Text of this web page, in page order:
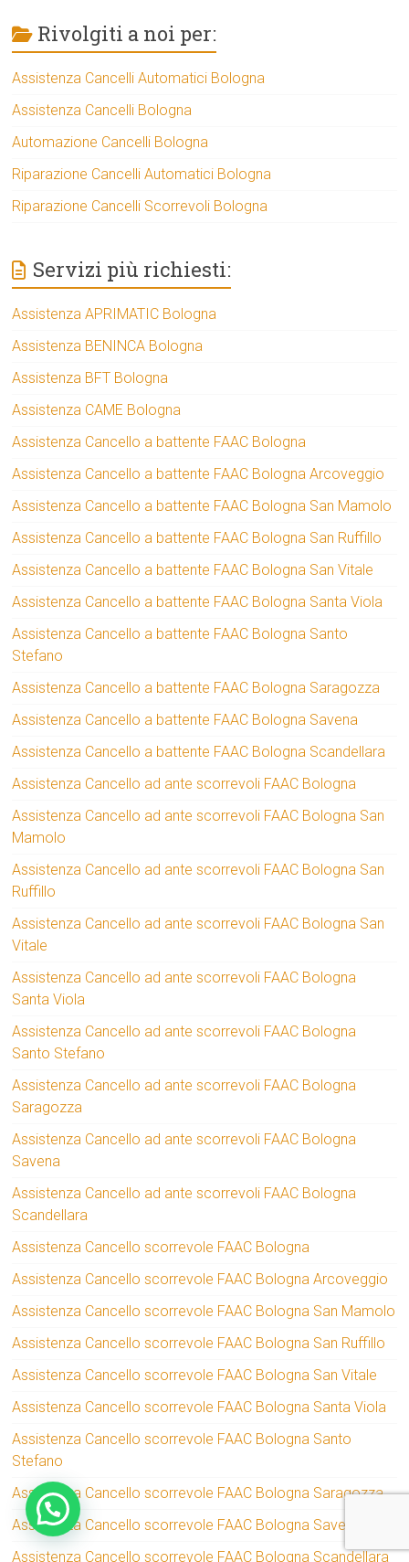
Rivolgiti a noi per:
Assistenza Cancelli Automatici Bologna
Assistenza Cancelli Bologna
Automazione Cancelli Bologna
Riparazione Cancelli Automatici Bologna
Riparazione Cancelli Scorrevoli Bologna
Servizi più richiesti:
Assistenza APRIMATIC Bologna
Assistenza BENINCA Bologna
Assistenza BFT Bologna
Assistenza CAME Bologna
Assistenza Cancello a battente FAAC Bologna
Assistenza Cancello a battente FAAC Bologna Arcoveggio
Assistenza Cancello a battente FAAC Bologna San Mamolo
Assistenza Cancello a battente FAAC Bologna San Ruffillo
Assistenza Cancello a battente FAAC Bologna San Vitale
Assistenza Cancello a battente FAAC Bologna Santa Viola
Assistenza Cancello a battente FAAC Bologna Santo
Stefano
Assistenza Cancello a battente FAAC Bologna Saragozza
Assistenza Cancello a battente FAAC Bologna Savena
Assistenza Cancello a battente FAAC Bologna Scandellara
Assistenza Cancello ad ante scorrevoli FAAC Bologna
Assistenza Cancello ad ante scorrevoli FAAC Bologna San
Mamolo
Assistenza Cancello ad ante scorrevoli FAAC Bologna San
Ruffillo
Assistenza Cancello ad ante scorrevoli FAAC Bologna San
Vitale
Assistenza Cancello ad ante scorrevoli FAAC Bologna
Santa Viola
Assistenza Cancello ad ante scorrevoli FAAC Bologna
Santo Stefano
Assistenza Cancello ad ante scorrevoli FAAC Bologna
Saragozza
Assistenza Cancello ad ante scorrevoli FAAC Bologna
Savena
Assistenza Cancello ad ante scorrevoli FAAC Bologna
Scandellara
Assistenza Cancello scorrevole FAAC Bologna
Assistenza Cancello scorrevole FAAC Bologna Arcoveggio
Assistenza Cancello scorrevole FAAC Bologna San Mamolo
Assistenza Cancello scorrevole FAAC Bologna San Ruffillo
Assistenza Cancello scorrevole FAAC Bologna San Vitale
Assistenza Cancello scorrevole FAAC Bologna Santa Viola
Assistenza Cancello scorrevole FAAC Bologna Santo
Stefano
Assistenza Cancello scorrevole FAAC Bologna Saragozza
Assistenza Cancello scorrevole FAAC Bologna Savena
Assistenza Cancello scorrevole FAAC Bologna Scandellara